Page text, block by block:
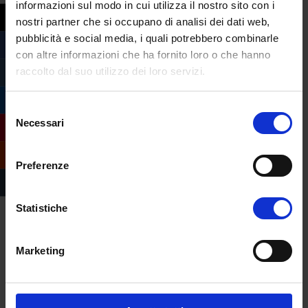
informazioni sul modo in cui utilizza il nostro sito con i
nostri partner che si occupano di analisi dei dati web,
pubblicità e social media, i quali potrebbero combinarle
con altre informazioni che ha fornito loro o che hanno
raccolto dal suo utilizzo dei loro servizi.
delNecessari
Preferenze
Statistiche
Marketing
Compila il form e